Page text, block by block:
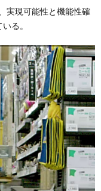
実現可能性と機能性確
る。